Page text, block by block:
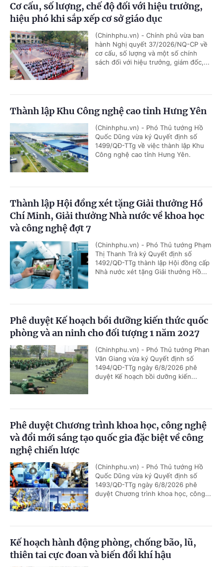
Cơ cấu, số lượng, chế độ đối với hiệu trưởng,
hiệu phó khi sắp xếp cơ sở giáo dục
(Chinhphu.vn) - Chính phủ vừa ban
hành Nghị quyết 37/2026/NQ-CP về
cơ cấu, số lượng và một số chính
sách đối với hiệu trưởng, giám đốc,...
Thành lập Khu Công nghệ cao tỉnh Hưng Yên
(Chinhphu.vn) - Phó Thủ tướng Hồ
Quốc Dũng vừa ký Quyết định số
1499/QĐ-TTg về việc thành lập Khu
Công nghệ cao tỉnh Hưng Yên.
Thành lập Hội đồng xét tặng Giải thưởng Hồ
Chí Minh, Giải thưởng Nhà nước về khoa học
và công nghệ đợt 7
(Chinhphu.vn) - Phó Thủ tướng Phạm
Thị Thanh Trà ký Quyết định số
1492/QĐ-TTg thành lập Hội đồng cấp
Nhà nước xét tặng Giải thưởng Hồ...
Phê duyệt Kế hoạch bồi dưỡng kiến thức quốc
phòng và an ninh cho đối tượng 1 năm 2027
(Chinhphu.vn) - Phó Thủ tướng Phan
Văn Giang vừa ký Quyết định số
1494/QĐ-TTg ngày 6/8/2026 phê
duyệt Kế hoạch bồi dưỡng kiến...
Phê duyệt Chương trình khoa học, công nghệ
và đổi mới sáng tạo quốc gia đặc biệt về công
nghệ chiến lược
(Chinhphu.vn) - Phó Thủ tướng Hồ
Quốc Dũng vừa ký Quyết định số
1493/QĐ-TTg ngày 6/8/2026 phê
duyệt Chương trình khoa học, công...
Kế hoạch hành động phòng, chống bão, lũ,
thiên tai cực đoan và biến đổi khí hậu